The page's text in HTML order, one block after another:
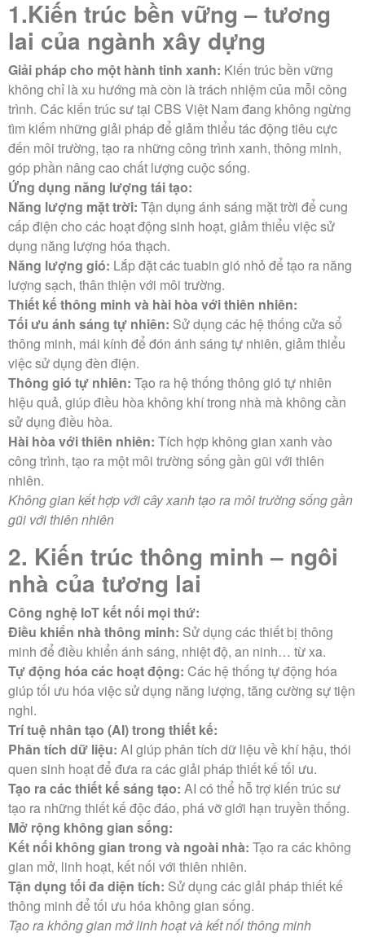
1.Kiến trúc bền vững – tương
lai của ngành xây dựng
Giải pháp cho một hành tinh xanh: Kiến trúc bền vững
không chỉ là xu hướng mà còn là trách nhiệm của mỗi công
trình. Các kiến trúc sư tại CBS Việt Nam đang không ngừng
tìm kiếm những giải pháp để giảm thiểu tác động tiêu cực
đến môi trường, tạo ra những công trình xanh, thông minh,
góp phần nâng cao chất lượng cuộc sống.
Ứng dụng năng lượng tái tạo:
Năng lượng mặt trời: Tận dụng ánh sáng mặt trời để cung
cấp điện cho các hoạt động sinh hoạt, giảm thiểu việc sử
dụng năng lượng hóa thạch.
Năng lượng gió: Lắp đặt các tuabin gió nhỏ để tạo ra năng
lượng sạch, thân thiện với môi trường.
Thiết kế thông minh và hài hòa với thiên nhiên:
Tối ưu ánh sáng tự nhiên: Sử dụng các hệ thống cửa sổ
thông minh, mái kính để đón ánh sáng tự nhiên, giảm thiểu
việc sử dụng đèn điện.
Thông gió tự nhiên: Tạo ra hệ thống thông gió tự nhiên
hiệu quả, giúp điều hòa không khí trong nhà mà không cần
sử dụng điều hòa.
Hài hòa với thiên nhiên: Tích hợp không gian xanh vào
công trình, tạo ra một môi trường sống gần gũi với thiên
nhiên.
Không gian kết hợp với cây xanh tạo ra môi trường sống gần
gũi với thiên nhiên
2. Kiến trúc thông minh – ngôi
nhà của tương lai
Công nghệ IoT kết nối mọi thứ:
Điều khiển nhà thông minh: Sử dụng các thiết bị thông
minh để điều khiển ánh sáng, nhiệt độ, an ninh… từ xa.
Tự động hóa các hoạt động: Các hệ thống tự động hóa
giúp tối ưu hóa việc sử dụng năng lượng, tăng cường sự tiện
nghi.
Trí tuệ nhân tạo (AI) trong thiết kế:
Phân tích dữ liệu: AI giúp phân tích dữ liệu về khí hậu, thói
quen sinh hoạt để đưa ra các giải pháp thiết kế tối ưu.
Tạo ra các thiết kế sáng tạo: AI có thể hỗ trợ kiến trúc sư
tạo ra những thiết kế độc đáo, phá vỡ giới hạn truyền thống.
Mở rộng không gian sống:
Kết nối không gian trong và ngoài nhà: Tạo ra các không
gian mở, linh hoạt, kết nối với thiên nhiên.
Tận dụng tối đa diện tích: Sử dụng các giải pháp thiết kế
thông minh để tối ưu hóa không gian sống.
Tạo ra không gian mở linh hoạt và kết nối thông minh